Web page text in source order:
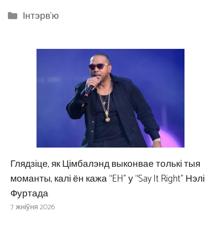
Categories
Інтэрв'ю
Глядзіце, як Цімбалэнд выконвае толькі тыя
моманты, калі ён кажа “EH” у “Say It Right” Нэлі
Фуртада
7 жніўня 2026